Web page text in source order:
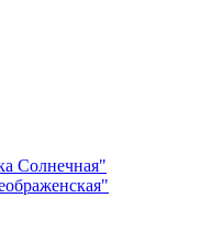
Солнечная"